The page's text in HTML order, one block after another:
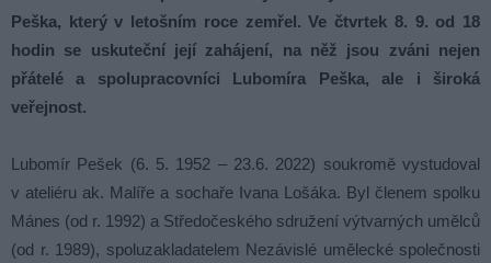
Peška, který v letošním roce zemřel. Ve čtvrtek 8. 9. od 18
hodin se uskuteční její zahájení, na něž jsou zváni nejen
přátelé a spolupracovníci Lubomíra Peška, ale i široká
veřejnost.
Lubomír Pešek (6. 5. 1952 – 23.6. 2022) soukromě vystudoval
v ateliéru ak. Malíře a sochaře Ivana Lošáka. Byl členem spolku
Mánes (od r. 1992) a Středočeského sdružení výtvarných umělců
(od r. 1989), spoluzakladatelem Nezávislé umělecké společnosti